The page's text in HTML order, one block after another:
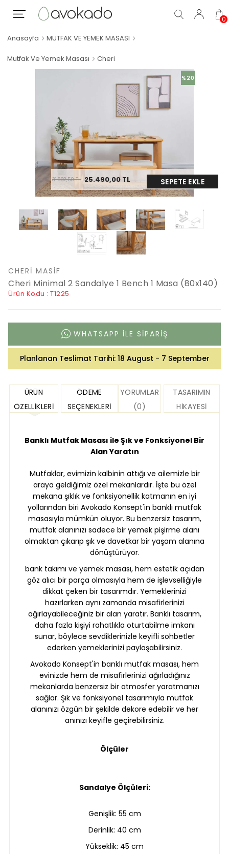
0
Anasayfa MUTFAK VE YEMEK MASASI
Mutfak Ve Yemek Masası Cheri
31.862,50TL 25.490,00 TL SEPETE EKLE
%20
CHERI MASIF
Cheri Minimal 2 Sandalye 1 Bench 1 Masa (80x140)
Ürün Kodu : T1225
WHATSAPP ILE SIPARIŞ
Planlanan Teslimat Tarihi: 18 August - 7 September
ÜRÜN
ÖZELLIKLERI
ÖDEME
SEÇENEKLERI
YORUMLAR
(0)
TASARIMIN
HIKAYESI
Banklı Mutfak Masası ile Şık ve Fonksiyonel Bir
Alan Yaratın
Mutfaklar, evimizin kalbinin attığı ve ailemizle bir
araya geldiğimiz özel mekanlardır. İşte bu özel
mekana şıklık ve fonksiyonellik katmanın en iyi
yollarından biri Avokado Konsept'in banklı mutfak
masasıyla mümkün oluyor. Bu benzersiz tasarım,
mutfak alanınızı sadece bir yemek pişirme alanı
olmaktan çıkarıp şık ve davetkar bir yaşam alanına
dönüştürüyor.
bank takımı ve yemek masası, hem estetik açıdan
göz alıcı bir parça olmasıyla hem de işlevselliğiyle
dikkat çeken bir tasarımdır. Yemeklerinizi
hazırlarken aynı zamanda misafirlerinizi
ağırlayabileceğiniz bir alan yaratır. Banklı tasarım,
daha fazla kişiyi rahatlıkla oturtabilme imkanı
sunar, böylece sevdiklerinizle keyifli sohbetler
ederken yemeklerinizi paylaşabilirsiniz.
Avokado Konsept'in banklı mutfak masası, hem
evinizde hem de misafirlerinizi ağırladığınız
mekanlarda benzersiz bir atmosfer yaratmanızı
sağlar. Şık ve fonksiyonel tasarımıyla mutfak
alanınızı özgün bir şekilde dekore edebilir ve her
anınızı keyifle geçirebilirsiniz.
Ölçüler
Sandalye Ölçüleri:
Genişlik: 55 cm
Derinlik: 40 cm
Yükseklik: 45 cm